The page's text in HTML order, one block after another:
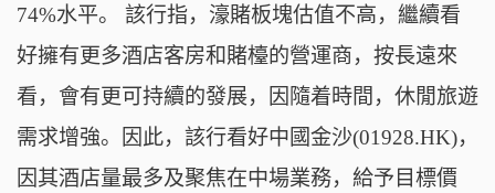
74%水平。 該行指，濠賭板塊估值不高，繼續看
好擁有更多酒店客房和賭檯的營運商，按長遠來
看，會有更可持續的發展，因隨着時間，休閒旅遊
需求增強。因此，該行看好中國金沙(01928.HK)，
因其酒店量最多及聚焦在中場業務，給予目標價